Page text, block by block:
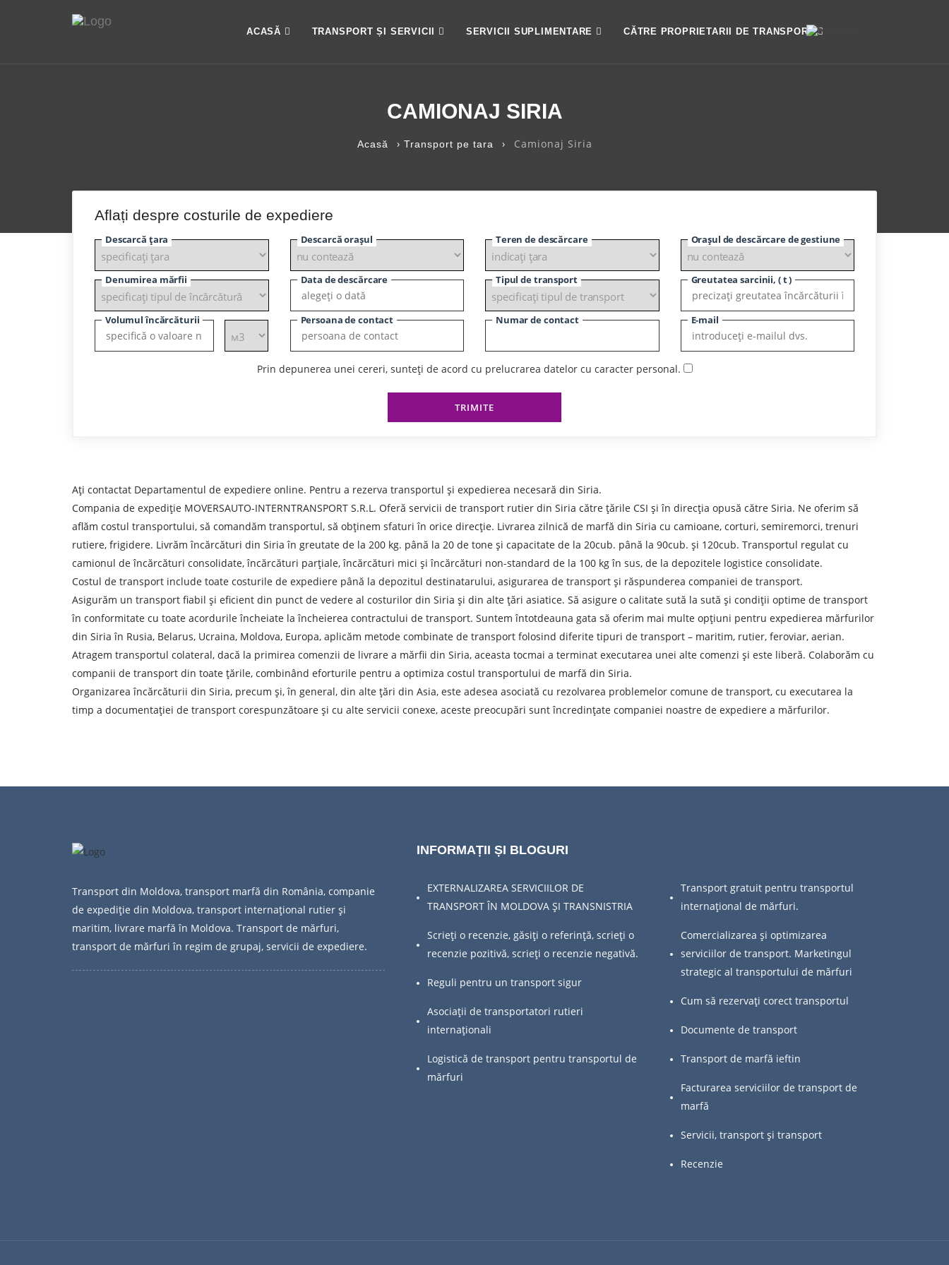
ACASĂ TRANSPORT ȘI SERVICII SERVICII SUPLIMENTARE CĂTRE PROPRIETARII DE TRANSPORT
CAMIONAJ SIRIA
Acasă › Transport pe tara › Camionaj Siria
Aflați despre costurile de expediere
Descarcă țara Descarcă orașul Teren de descărcare Orașul de descărcare de gestiune
Denumirea mărfii Data de descărcare Tipul de transport Greutatea sarcinii, ( t )
Volumul încărcăturii Persoana de contact Numar de contact E-mail
Prin depunerea unei cereri, sunteți de acord cu prelucrarea datelor cu caracter personal.
TRIMITE
Ați contactat Departamentul de expediere online. Pentru a rezerva transportul și expedierea necesară din Siria.
Compania de expediție MOVERSAUTO-INTERNTRANSPORT S.R.L. Oferă servicii de transport rutier din Siria către țările CSI și în direcția opusă către Siria. Ne oferim să
aflăm costul transportului, să comandăm transportul, să obținem sfaturi în orice direcție. Livrarea zilnică de marfă din Siria cu camioane, corturi, semiremorci, trenuri
rutiere, frigidere. Livrăm încărcături din Siria în greutate de la 200 kg. până la 20 de tone și capacitate de la 20cub. până la 90cub. și 120cub. Transportul regulat cu
camionul de încărcături consolidate, încărcături parțiale, încărcături mici și încărcături non-standard de la 100 kg în sus, de la depozitele logistice consolidate.
Costul de transport include toate costurile de expediere până la depozitul destinatarului, asigurarea de transport și răspunderea companiei de transport.
Asigurăm un transport fiabil și eficient din punct de vedere al costurilor din Siria și din alte țări asiatice. Să asigure o calitate sută la sută și condiții optime de transport
în conformitate cu toate acordurile încheiate la încheierea contractului de transport. Suntem întotdeauna gata să oferim mai multe opțiuni pentru expedierea mărfurilor
din Siria în Rusia, Belarus, Ucraina, Moldova, Europa, aplicăm metode combinate de transport folosind diferite tipuri de transport – maritim, rutier, feroviar, aerian.
Atragem transportul colateral, dacă la primirea comenzii de livrare a mărfii din Siria, aceasta tocmai a terminat executarea unei alte comenzi și este liberă. Colaborăm cu
companii de transport din toate țările, combinând eforturile pentru a optimiza costul transportului de marfă din Siria.
Organizarea încărcăturii din Siria, precum și, în general, din alte țări din Asia, este adesea asociată cu rezolvarea problemelor comune de transport, cu executarea la
timp a documentației de transport corespunzătoare și cu alte servicii conexe, aceste preocupări sunt încredințate companiei noastre de expediere a mărfurilor.
Transport din Moldova, transport marfă din România, companie
de expediție din Moldova, transport internațional rutier și
maritim, livrare marfă în Moldova. Transport de mărfuri,
transport de mărfuri în regim de grupaj, servicii de expediere.
INFORMAȚII ȘI BLOGURI
EXTERNALIZAREA SERVICIILOR DE
TRANSPORT ÎN MOLDOVA ȘI TRANSNISTRIA
Scrieți o recenzie, găsiți o referință, scrieți o
recenzie pozitivă, scrieți o recenzie negativă.
Reguli pentru un transport sigur
Asociații de transportatori rutieri
internaționali
Logistică de transport pentru transportul de
mărfuri
Transport gratuit pentru transportul
internațional de mărfuri.
Comercializarea și optimizarea
serviciilor de transport. Marketingul
strategic al transportului de mărfuri
Cum să rezervați corect transportul
Documente de transport
Transport de marfă ieftin
Facturarea serviciilor de transport de
marfă
Servicii, transport și transport
Recenzie
Aflați despre costurile de expediere
Descarcă țara Descarcă orașul Teren de descărcare
Orașul de descărcare de gestiune Denumirea mărfii Data de descărcare